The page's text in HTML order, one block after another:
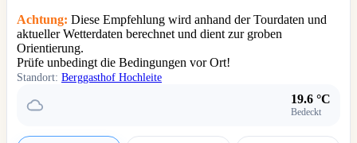
Achtung: Diese Empfehlung wird anhand der Tourdaten und
aktueller Wetterdaten berechnet und dient zur groben
Orientierung.
Prüfe unbedingt die Bedingungen vor Ort!
Standort: Berggasthof Hochleite
19.6 °C
Bedeckt